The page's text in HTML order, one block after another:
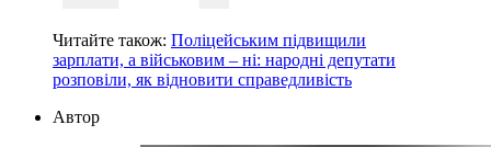
Читайте також: Поліцейським підвищили
зарплати, а військовим – ні: народні депутати
розповіли, як відновити справедливість
Автор